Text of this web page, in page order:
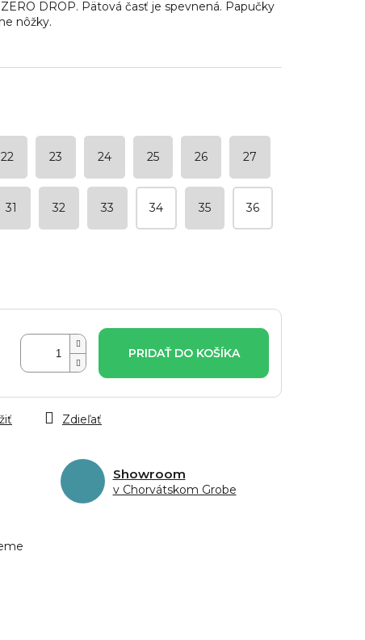
22 23 24 25 26 27
31 32 33 34 35 36
PRIDAŤ DO KOŠÍKA
Showroom
v Chorvátskom Grobe
DROP. Pätová časť je spevnená. Papučky
nôžky.
Zdieľať